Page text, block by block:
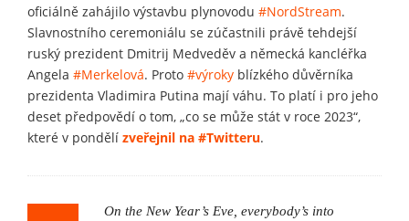
oficiálně zahájilo výstavbu plynovodu #NordStream.
Slavnostního ceremoniálu se zúčastnili právě tehdejší
ruský prezident Dmitrij Medveděv a německá kancléřka
Angela #Merkelová. Proto #výroky blízkého důvěrníka
prezidenta Vladimira Putina mají váhu. To platí i pro jeho
deset předpovědí o tom, „co se může stát v roce 2023“,
které v pondělí zveřejnil na #Twitteru.
On the New Year’s Eve, everybody’s into